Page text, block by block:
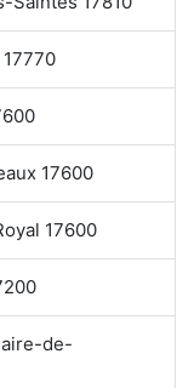
17600
17600
de-